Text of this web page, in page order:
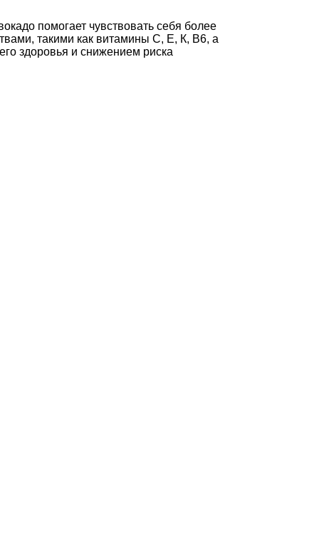
помогает чувствовать себя более
такими как витамины С, Е, К, В6, а
здоровья и снижением риска